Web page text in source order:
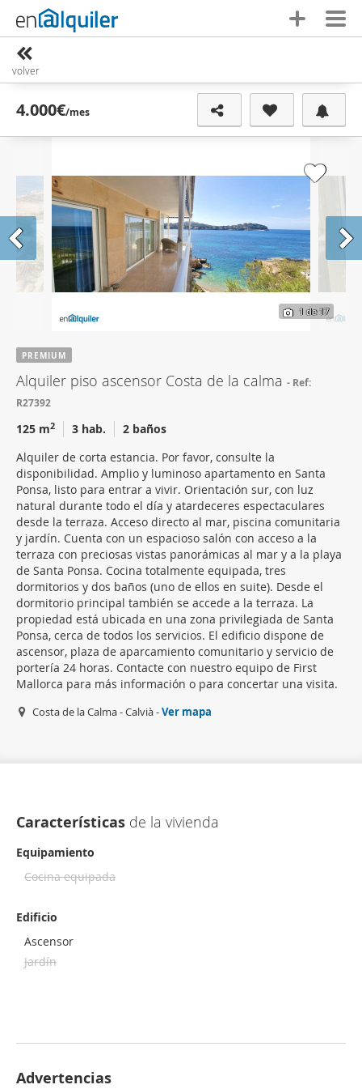
volver
4.000€/mes
1 de 17
PREMIUM
Alquiler piso ascensor Costa de la calma
Ref:
R27392
125 m2 3 hab.
2 baños
Alquiler de corta estancia. Por favor, consulte la
disponibilidad. Amplio y luminoso apartamento en Santa
Ponsa, listo para entrar a vivir. Orientación sur, con luz
natural durante todo el día y atardeceres espectaculares
desde la terraza. Acceso directo al mar, piscina comunitaria
y jardín. Cuenta con un espacioso salón con acceso a la
terraza con preciosas vistas panorámicas al mar y a la playa
de Santa Ponsa. Cocina totalmente equipada, tres
dormitorios y dos baños (uno de ellos en suite). Desde el
dormitorio principal también se accede a la terraza. La
propiedad está ubicada en una zona privilegiada de Santa
Ponsa, cerca de todos los servicios. El edificio dispone de
ascensor, plaza de aparcamiento comunitario y servicio de
portería 24 horas. Contacte con nuestro equipo de First
Mallorca para más información o para concertar una visita.
Costa de la Calma - Calvià -Ver mapa
Características de la vivienda
Equipamiento
Cocina equipada
Edificio
Ascensor
Jardín
Advertencias